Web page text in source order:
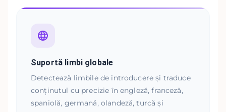
Suportă limbi globale
Detectează limbile de introducere și traduce
conținutul cu precizie în engleză, franceză,
spaniolă, germană, olandeză, turcă și